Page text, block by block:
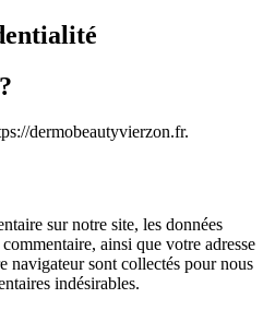
dermobeautyvierzon.fr.
sur notre site, les données
ainsi que votre adresse
navigateur sont collectés pour nous
indésirables.